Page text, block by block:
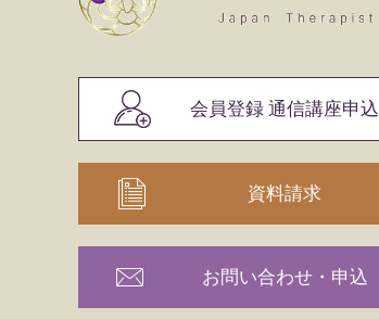
会員登録 通信講座申込
資料請求
お問い合わせ・申込